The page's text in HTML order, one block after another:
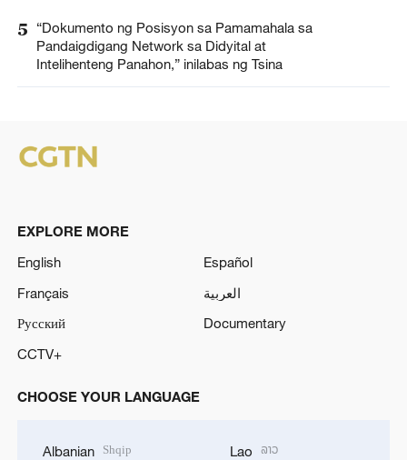
5
“Dokumento ng Posisyon sa Pamamahala sa
Pandaigdigang Network sa Didyital at
Intelihenteng Panahon,” inilabas ng Tsina
EXPLORE MORE
English
Español
Français
العربية
Русский
Documentary
CCTV+
CHOOSE YOUR LANGUAGE
Albanian Shqip Lao ລາວ